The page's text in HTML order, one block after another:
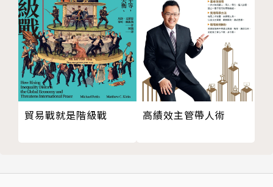
相關著作:《創客創業導師程天縱的管理力：企業經
營、新創發展、掌握趨勢不可或缺的28個觀念與工
具》《創客創業導師程天縱的經營學：翻轉企業經營與
創業困境的32個創見》
關鍵
24 策略與執行，孰重孰輕？
25 策略制訂之一：制訂優勢競爭策略的五大步驟
26 策略制訂之二：來自聯想的聯想
27 策略制訂之三：戰勝所有對手，卻輸給了時代
28 策略制訂之四：以「SMART」原則訂下目標，避免
常犯的策略錯誤
Chapter3 企業使命
貿易戰就是階級戰 高績效主管帶人術